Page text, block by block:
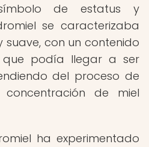
de estatus y
se caracterizaba
con un contenido
que podía llegar a ser
del proceso de
de miel
ha experimentado